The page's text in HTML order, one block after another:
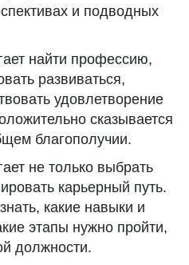
и подводных
найти профессию,
развиваться,
удовлетворение
сказывается
благополучии.
не только выбрать
карьерный путь.
какие навыки и
этапы нужно пройти,
должности.